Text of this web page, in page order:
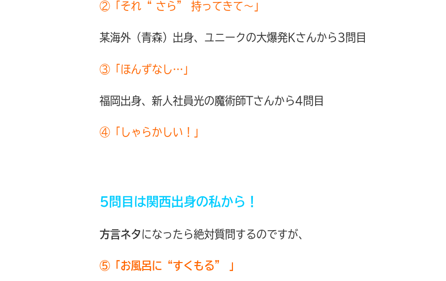
②「それ“ さら” 持ってきて〜」
某海外（青森）出身、ユニークの大爆発Kさんから3問目
③「ほんずなし…」
福岡出身、新人社員光の魔術師Tさんから4問目
④「しゃらかしい！」
5問目は関西出身の私から！
方言ネタになったら絶対質問するのですが、
⑤「お風呂に“すくもる” 」